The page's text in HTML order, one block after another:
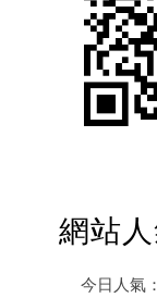
網站
今日人氣：